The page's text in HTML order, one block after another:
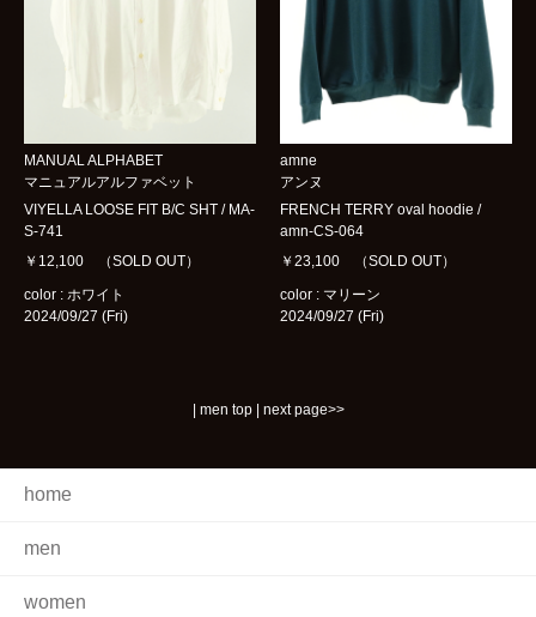
MANUAL ALPHABET
マニュアルアルファベット
VIYELLA LOOSE FIT B/C SHT / MA-
S-741
￥12,100 （SOLD OUT）
color : ホワイト
2024/09/27 (Fri)
amne
アンヌ
FRENCH TERRY oval hoodie /
amn-CS-064
￥23,100 （SOLD OUT）
color : マリーン
2024/09/27 (Fri)
| men top| next page>>
home
men
women